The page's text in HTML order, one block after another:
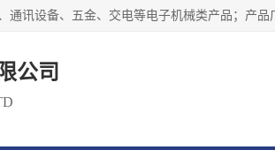
公司